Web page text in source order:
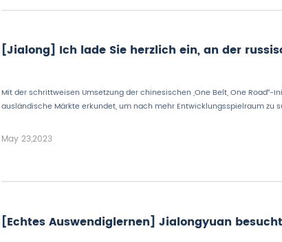
[Jialong] Ich lade Sie herzlich ein, an der
Mit der schrittweisen Umsetzung der chinesischen „One Belt, One
ausländische Märkte erkundet, um nach mehr Entwicklungsspielraum zu
May 23,2023
[Echtes Auswendiglernen] Jialongyuan